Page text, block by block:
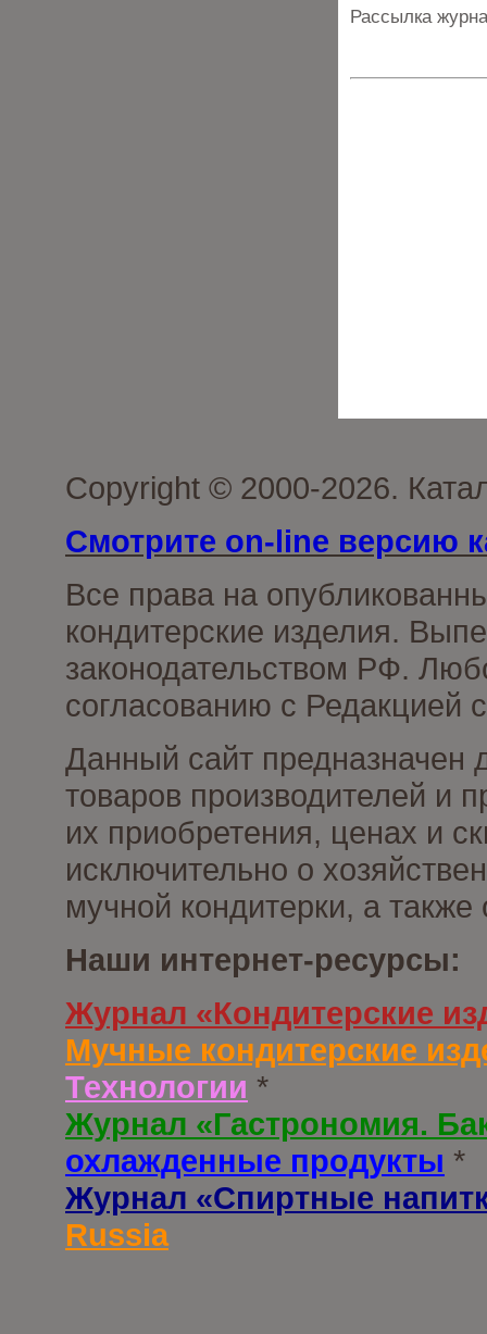
Рассылка
Copyright © 2000-2026.
Смотрите on-line версию
Все права на
кондитерские изделия.
законодательством РФ.
согласованию с Редакцией
Данный сайт предназначен
товаров производителей и
их приобретения, ценах и
исключительно о
мучной кондитерки, а
Наши интернет-ресурсы:
Журнал «Кондитерские
Мучные кондитерские
Технологии *
Журнал «Гастрономия.
охлажденные продукты *
Журнал «Спиртные
Russia